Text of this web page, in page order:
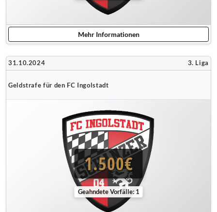
Mehr Informationen
31.10.2024 3. Liga
Geldstrafe für den FC Ingolstadt
1.500€
Geahndete Vorfälle: 1